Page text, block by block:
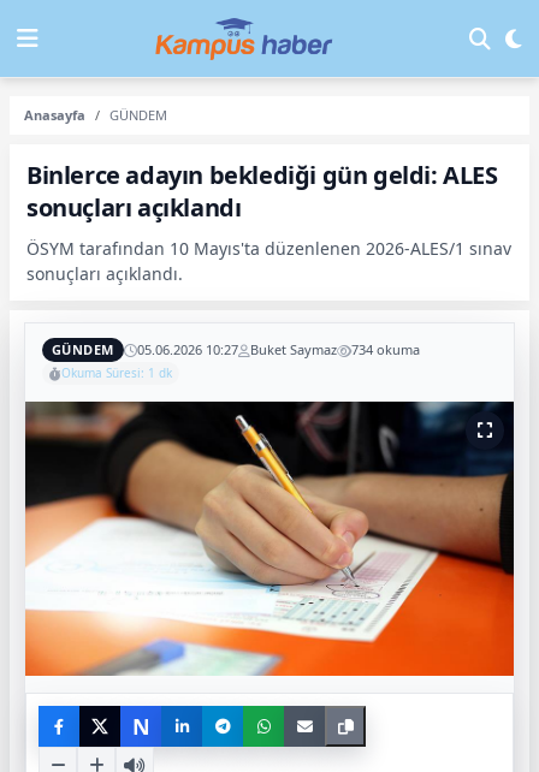
Anasayfa GÜNDEM
Binlerce adayın beklediği gün geldi: ALES
sonuçları açıklandı
ÖSYM tarafından 10 Mayıs'ta düzenlenen 2026-ALES/1 sınav
sonuçları açıklandı.
GÜNDEM 05.06.2026 10:27 Buket Saymaz 734 okuma
Okuma Süresi: 1 dk
N